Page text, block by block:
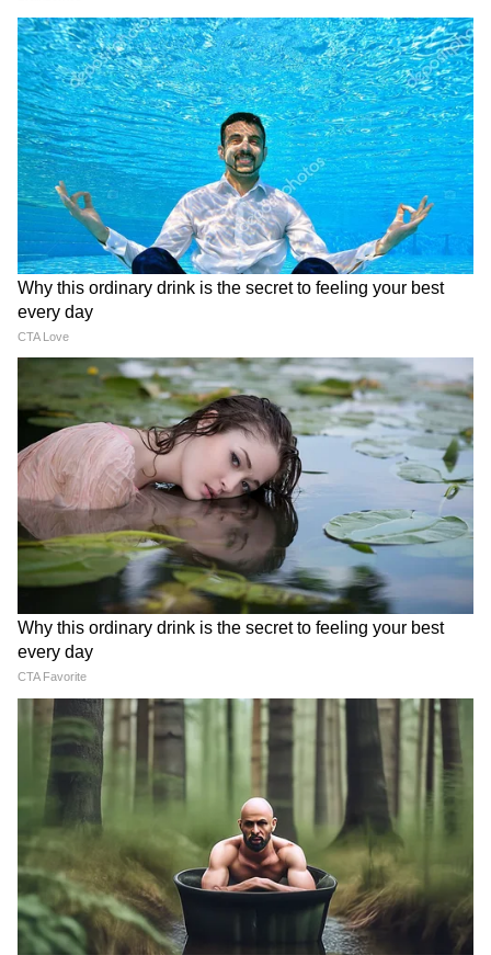
RECOMMENDED STORIES
JPSC Protest: ना बोल पा रहे ना
खड़े हो पा रहे, कैसी है 15 दिन से
अन्न त्यागे देवेंद्र महतो की हालत
बेटा अबान अहमद हुआ सुपुर्द-ए-
खाक, लेकिन मां देखने नहीं
आई...आखिर कहां है शाइस्ता परवीन
देर रात Rishabh Pant की इस
शिकायत पर CM Pushkar
Dhami की पहली प्रतिक्रिया
नेहा बोरा कौन हैं जिन्हें छात्रों ने स्टेज
से उतारा-स्याही भी फेंकी, क्यों नहीं
साझा करने दिया मंच
LATEST VIDEOS
Modi in IIT Delhi: '1 लाख करोड़..अंग्रेजी में
बोलूं', देश के युवाओं को Modi ने दिया बहुत बड़ा
टास्क